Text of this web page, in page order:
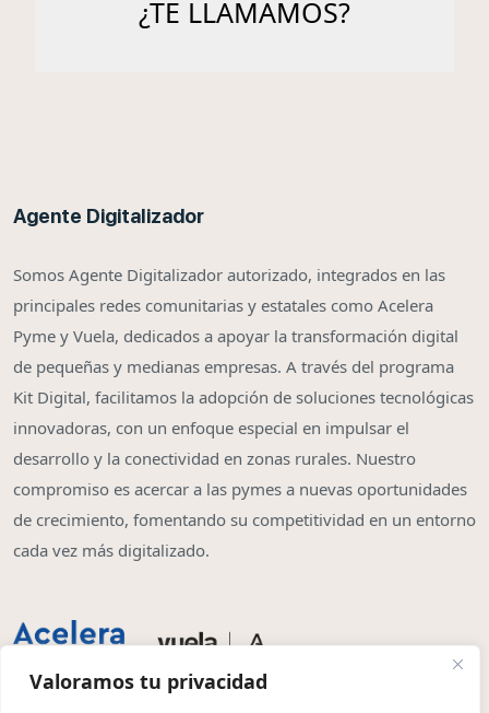
Valoramos tu privacidad
Agente Digitalizador
Somos Agente Digitalizador autorizado, integrados en las
principales redes comunitarias y estatales como Acelera
Pyme y Vuela, dedicados a apoyar la transformación digital
de pequeñas y medianas empresas. A través del programa
Kit Digital, facilitamos la adopción de soluciones tecnológicas
innovadoras, con un enfoque especial en impulsar el
desarrollo y la conectividad en zonas rurales. Nuestro
compromiso es acercar a las pymes a nuevas oportunidades
de crecimiento, fomentando su competitividad en un entorno
cada vez más digitalizado.